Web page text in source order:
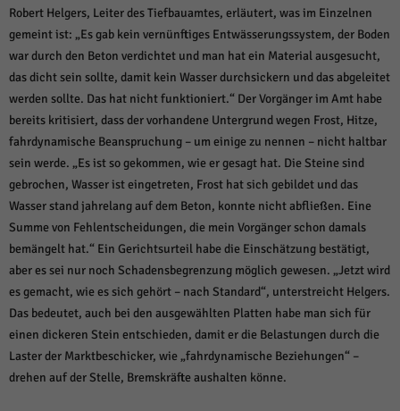
Robert Helgers, Leiter des Tiefbauamtes, erläutert, was im Einzelnen
gemeint ist: „Es gab kein vernünftiges Entwässerungssystem, der Boden
war durch den Beton verdichtet und man hat ein Material ausgesucht,
das dicht sein sollte, damit kein Wasser durchsickern und das abgeleitet
werden sollte. Das hat nicht funktioniert.“ Der Vorgänger im Amt habe
bereits kritisiert, dass der vorhandene Untergrund wegen Frost, Hitze,
fahrdynamische Beanspruchung – um einige zu nennen – nicht haltbar
sein werde. „Es ist so gekommen, wie er gesagt hat. Die Steine sind
gebrochen, Wasser ist eingetreten, Frost hat sich gebildet und das
Wasser stand jahrelang auf dem Beton, konnte nicht abfließen. Eine
Summe von Fehlentscheidungen, die mein Vorgänger schon damals
bemängelt hat.“ Ein Gerichtsurteil habe die Einschätzung bestätigt,
aber es sei nur noch Schadensbegrenzung möglich gewesen. „Jetzt wird
es gemacht, wie es sich gehört – nach Standard“, unterstreicht Helgers.
Das bedeutet, auch bei den ausgewählten Platten habe man sich für
einen dickeren Stein entschieden, damit er die Belastungen durch die
Laster der Marktbeschicker, wie „fahrdynamische Beziehungen“ –
drehen auf der Stelle, Bremskräfte aushalten könne.